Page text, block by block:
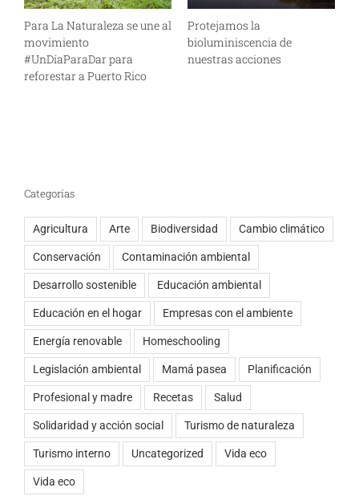
Para La Naturaleza se une al
movimiento
#UnDíaParaDar para
reforestar a Puerto Rico
Protejamos la
bioluminiscencia de
nuestras acciones
Categorías
Agricultura Arte Biodiversidad Cambio climático
Conservación Contaminación ambiental
Desarrollo sostenible Educación ambiental
Educación en el hogar Empresas con el ambiente
Energía renovable Homeschooling
Legislación ambiental Mamá pasea Planificación
Profesional y madre Recetas Salud
Solidaridad y acción social Turismo de naturaleza
Turismo interno Uncategorized Vida eco
Vida eco